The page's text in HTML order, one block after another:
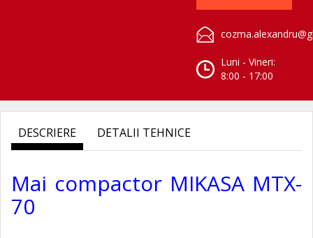
Luni - Vineri:
8:00 - 17:00
DESCRIERE DETALII TEHNICE
Mai compactor MIKASA MTX-
70